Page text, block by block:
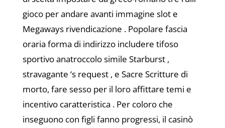
gioco per andare avanti immagine slot e
Megaways rivendicazione . Popolare fascia
oraria forma di indirizzo includere tifoso
sportivo anatroccolo simile Starburst ,
stravagante ‘s request , e Sacre Scritture di
morto, fare sesso per il loro affittare temi e
incentivo caratteristica . Per coloro che
inseguono con figli fanno progressi, il casinò